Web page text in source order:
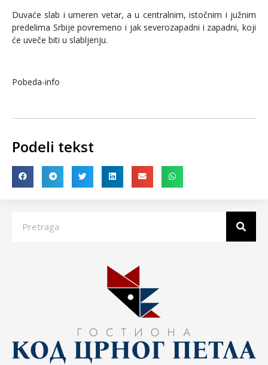
Duvaće slab i umeren vetar, a u centralnim, istočnim i južnim
predelima Srbije povremeno i jak severozapadni i zapadni, koji
će uveče biti u slabljenju.
Pobeda-info
Podeli tekst